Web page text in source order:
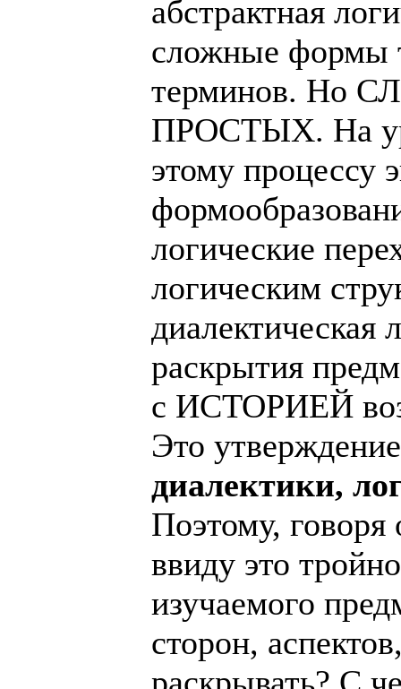
абстрактная
сложные формы
терминов. Но
ПРОСТЫХ. На
этому процессу
логические
логическим
диалектическая
раскрытия
с ИСТОРИЕЙ
Это
диалектики,
Поэтому, говоря
ввиду это
изучаемого
сторон,